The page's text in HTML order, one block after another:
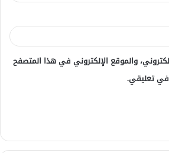
والموقع الإلكتروني في هذا المتصفح
في تعليقي.